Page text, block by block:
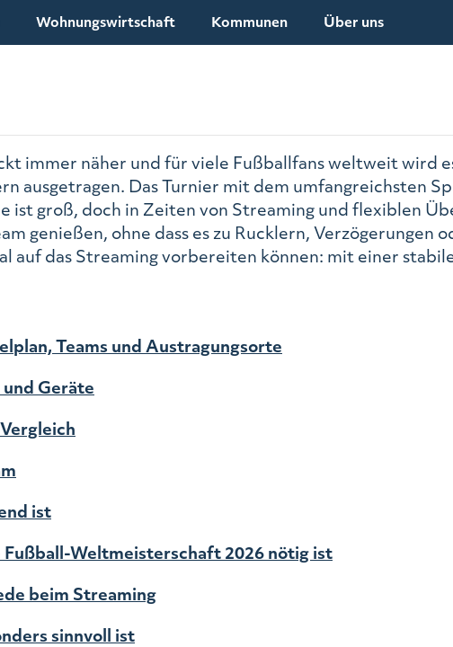
Wohnungswirtschaft Kommunen Über uns
immer näher und für viele Fußballfans weltweit wird
ausgetragen. Das Turnier mit dem umfangreichsten
ist groß, doch in Zeiten von Streaming und flexiblen
genießen, ohne dass es zu Rucklern,
auf das Streaming vorbereiten können: mit einer
Teams und Austragungsorte
Geräte
ist
Weltmeisterschaft 2026 nötig ist
beim Streaming
sinnvoll ist